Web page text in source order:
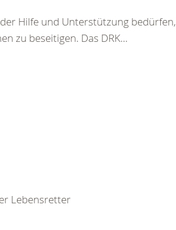
Hilfe und Unterstützung bedürfen,
zu beseitigen. Das DRK...
Lebensretter